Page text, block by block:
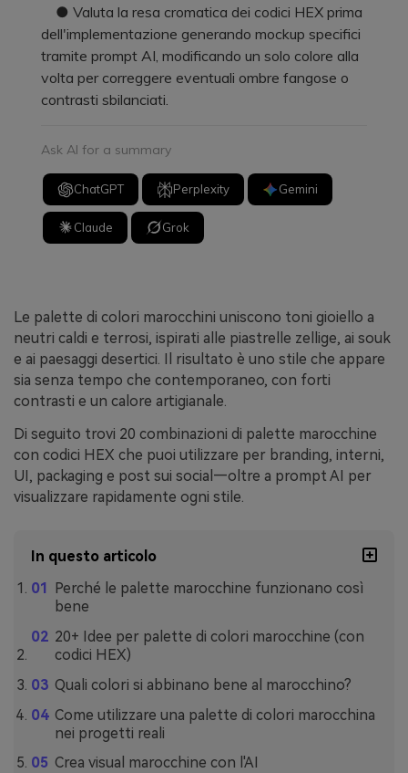
● Valuta la resa cromatica dei codici HEX prima
dell'implementazione generando mockup specifici
tramite prompt AI, modificando un solo colore alla
volta per correggere eventuali ombre fangose o
contrasti sbilanciati.
Ask AI for a summary
ChatGPT Perplexity Gemini
Claude Grok
Le palette di colori marocchini uniscono toni gioiello a
neutri caldi e terrosi, ispirati alle piastrelle zellige, ai souk
e ai paesaggi desertici. Il risultato è uno stile che appare
sia senza tempo che contemporaneo, con forti
contrasti e un calore artigianale.
Di seguito trovi 20 combinazioni di palette marocchine
con codici HEX che puoi utilizzare per branding, interni,
UI, packaging e post sui social—oltre a prompt AI per
visualizzare rapidamente ogni stile.
In questo articolo
Perché le palette marocchine funzionano così
bene
20+ Idee per palette di colori marocchine (con
codici HEX)
Quali colori si abbinano bene al marocchino?
Come utilizzare una palette di colori marocchina
nei progetti reali
Crea visual marocchine con l'AI